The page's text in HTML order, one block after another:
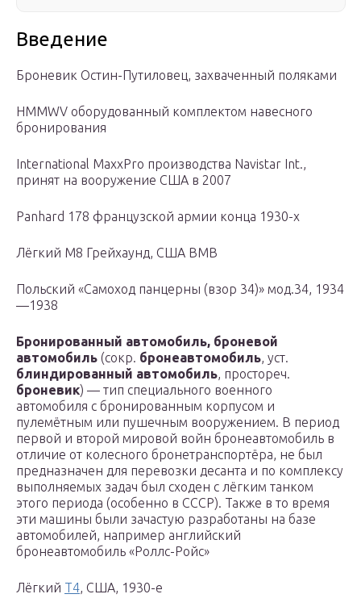
Введение
Броневик Остин-Путиловец, захваченный поляками
HMMWV оборудованный комплектом навесного
бронирования
International MaxxPro производства Navistar Int.,
принят на вооружение США в 2007
Panhard 178 французской армии конца 1930-х
Лёгкий M8 Грейхаунд, США ВМВ
Польский «Самоход панцерны (взор 34)» мод.34, 1934
—1938
Бронированный автомобиль, броневой
автомобиль (сокр. бронеавтомобиль, уст.
блиндированный автомобиль, простореч.
броневик) — тип специального военного
автомобиля с бронированным корпусом и
пулемётным или пушечным вооружением. В период
первой и второй мировой войн бронеавтомобиль в
отличие от колесного бронетранспортёра, не был
предназначен для перевозки десанта и по комплексу
выполняемых задач был сходен с лёгким танком
этого периода (особенно в СССР). Также в то время
эти машины были зачастую разработаны на базе
автомобилей, например английский
бронеавтомобиль «Роллс-Ройс»
Лёгкий T4, США, 1930-е